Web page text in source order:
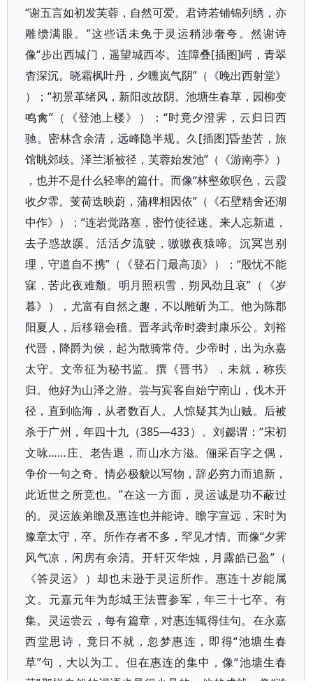
“谢五言如初发芙蓉，自然可爱。君诗若铺锦列绣，亦
雕缋满眼。​”这些话未免于灵运稍涉奢夸。然谢诗
像“步出西城门，遥望城西岑。连障叠[插图]崿，青翠
杳深沉。晓霜枫叶丹，夕曛岚气阴”​（​《晚出西射堂》​
）​；​“初景革绪风，新阳改故阴。池塘生春草，园柳变
鸣禽”​（​《登池上楼》​）​：​“时竟夕澄霁，云归日西
驰。密林含余清，远峰隐半规。久[插图]昏垫苦，旅
馆眺郊歧。泽兰渐被径，芙蓉始发池”​（​《游南亭》​）​
，也并不是什么轻率的篇什。而像“林壑敛暝色，云霞
收夕霏。芰荷迭映蔚，蒲稗相因依”​（​《石壁精舍还湖
中作》​）​；​“连岩觉路塞，密竹使径迷。来人忘新道，
去子惑故蹊。活活夕流驶，嗷嗷夜猿啼。沉冥岂别
理，守道自不携”​（​《登石门最高顶》​）​；​“殷忧不能
寐，苦此夜难颓。明月照积雪，朔风劲且哀”​（​《岁
暮》​）​，尤富有自然之趣，不以雕斫为工。他为陈郡
阳夏人，后移籍会稽。晋孝武帝时袭封康乐公。刘裕
代晋，降爵为侯，起为散骑常侍。少帝时，出为永嘉
太守。文帝征为秘书监。撰《晋书》​，未就，称疾
归。他好为山泽之游。尝与宾客自始宁南山，伐木开
径，直到临海，从者数百人。人惊疑其为山贼。后被
杀于广州，年四十九（385—433）​。刘勰谓：​“宋初
文咏……庄、老告退，而山水方滋。俪采百字之偶，
争价一句之奇。情必极貌以写物，辞必穷力而追新，
此近世之所竞也。​”在这一方面，灵运诚是功不蔽过
的。灵运族弟瞻及惠连也并能诗。瞻字宣远，宋时为
豫章太守，卒。所作存者不多，罕见才情。而像“夕霁
风气凉，闲房有余清。开轩灭华烛，月露皓已盈”​（​
《答灵运》​）却也未逊于灵运所作。惠连十岁能属
文。元嘉元年为彭城王法曹参军，年三十七卒。有
集。灵运尝云，每有篇章，对惠连辄得佳句。在永嘉
西堂思诗，竟日不就，忽梦惠连，即得“池塘生春
草”句，大以为工。但在惠连的集中，像“池塘生春